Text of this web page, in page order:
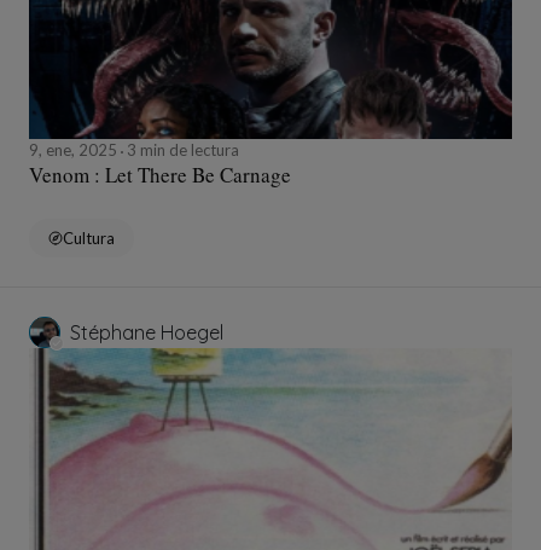
9, ene, 2025 3 min de lectura
Venom : Let There Be Carnage
Cultura
Stéphane Hoegel